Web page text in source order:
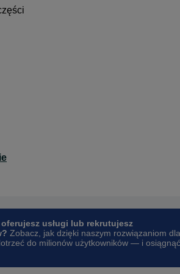
usługi lub rekrutujesz
Zobacz, jak dzięki naszym rozwiązaniom dla
do milionów użytkowników — i osiągnąć